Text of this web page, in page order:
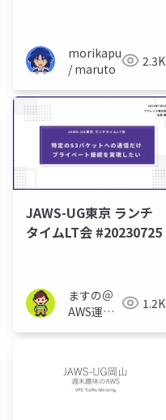
morikapu
/ maruto
2.3K
JAWS-UG東京 ランチ
タイムLT会 #20230725
ますの＠
AWS運用
1.2K